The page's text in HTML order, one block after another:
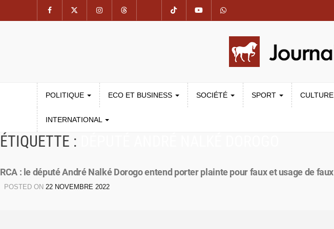
POLITIQUE ECO ET BUSINESS SOCIÉTÉ SPORT CULTURE
INTERNATIONAL
ÉTIQUETTE :
RCA : le député André Nalké Dorogo entend porter plainte pour faux et usage de faux
POSTED ON 22 NOVEMBRE 2022